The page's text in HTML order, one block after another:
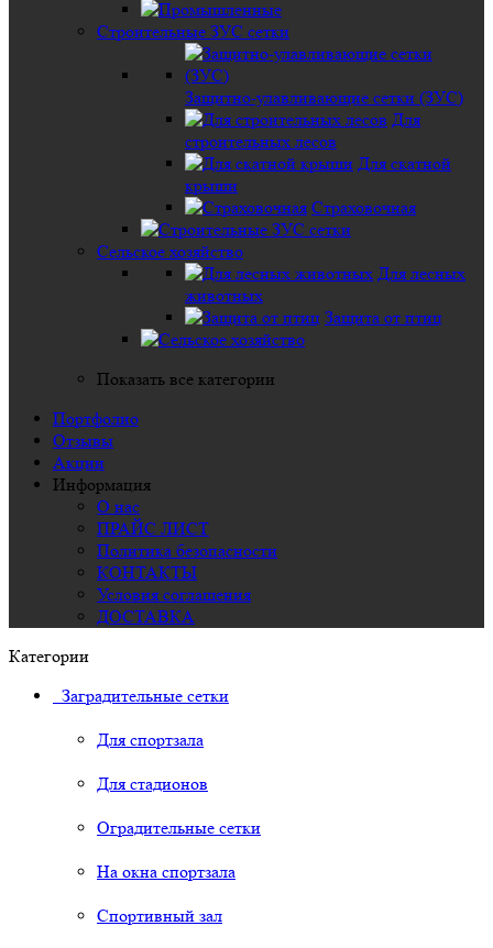
Строительные ЗУС сетки
Защитно-улавливающие сетки (ЗУС)
Для
строительных лесов
Для скатной
крыши
Страховочная
Сельское хозяйство
Для лесных
животных
Защита от птиц
Показать все категории
Портфолио
Отзывы
Акции
Информация
О нас
ПРАЙС ЛИСТ
Политика безопасности
КОНТАКТЫ
Условия соглашения
ДОСТАВКА
Категории
Заградительные сетки
Для спортзала
Для стадионов
Оградительные сетки
На окна спортзала
Спортивный зал